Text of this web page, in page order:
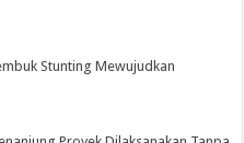
Stunting Mewujudkan